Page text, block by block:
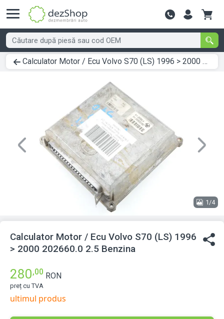
Contactează-
Calculator Motor / Ecu Volvo S70 (LS) 1996 > 2000 202660.0 2.5 Benzina
Previous Next
1/4
Calculator Motor / Ecu Volvo S70 (LS) 1996
> 2000 202660.0 2.5 Benzina
280,00 RON
preț cu TVA
ultimul produs